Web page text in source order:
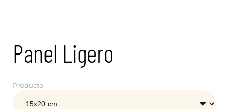
Panel Ligero
Producto